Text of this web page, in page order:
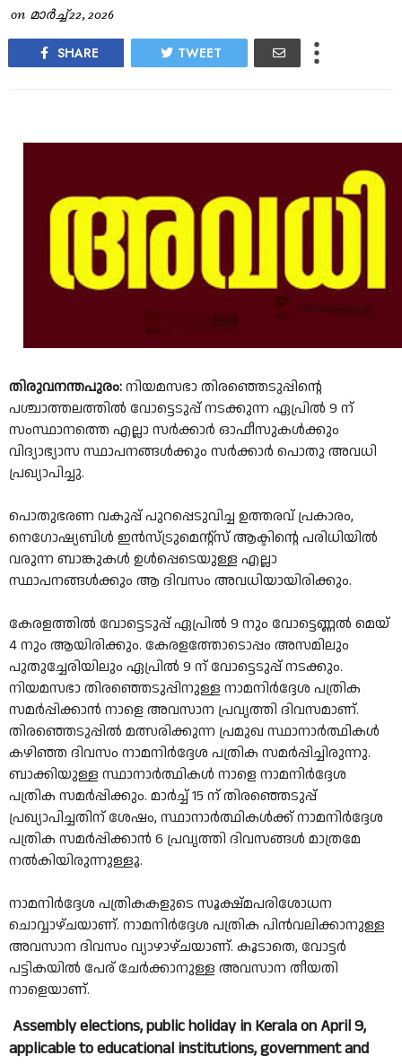
on മാർച്ച് 22, 2026
SHARE TWEET
തിരുവനന്തപുരം:നിയമസഭാ തിരഞ്ഞെടുപ്പിന്റെ
പശ്ചാത്തലത്തിൽ വോട്ടെടുപ്പ് നടക്കുന്ന ഏപ്രിൽ 9 ന്
സംസ്ഥാനത്തെ എല്ലാ സർക്കാർ ഓഫീസുകൾക്കും
വിദ്യാഭ്യാസ സ്ഥാപനങ്ങൾക്കും സർക്കാർ പൊതു അവധി
പ്രഖ്യാപിച്ചു.
പൊതുഭരണ വകുപ്പ് പുറപ്പെടുവിച്ച ഉത്തരവ് പ്രകാരം,
നെഗോഷ്യബിൾ ഇൻസ്ട്രുമെന്റ്സ് ആക്ടിന്റെ പരിധിയിൽ
വരുന്ന ബാങ്കുകൾ ഉൾപ്പെടെയുള്ള എല്ലാ
സ്ഥാപനങ്ങൾക്കും ആ ദിവസം അവധിയായിരിക്കും.
കേരളത്തിൽ വോട്ടെടുപ്പ് ഏപ്രിൽ 9 നും വോട്ടെണ്ണൽ മെയ്
4 നും ആയിരിക്കും. കേരളത്തോടൊപ്പം അസമിലും
പുതുച്ചേരിയിലും ഏപ്രിൽ 9 ന് വോട്ടെടുപ്പ് നടക്കും.
നിയമസഭാ തിരഞ്ഞെടുപ്പിനുള്ള നാമനിർദ്ദേശ പത്രിക
സമർപ്പിക്കാൻ നാളെ അവസാന പ്രവൃത്തി ദിവസമാണ്.
തിരഞ്ഞെടുപ്പിൽ മത്സരിക്കുന്ന പ്രമുഖ സ്ഥാനാർത്ഥികൾ
കഴിഞ്ഞ ദിവസം നാമനിർദ്ദേശ പത്രിക സമർപ്പിച്ചിരുന്നു.
ബാക്കിയുള്ള സ്ഥാനാർത്ഥികൾ നാളെ നാമനിർദ്ദേശ
പത്രിക സമർപ്പിക്കും. മാർച്ച് 15 ന് തിരഞ്ഞെടുപ്പ്
പ്രഖ്യാപിച്ചതിന് ശേഷം, സ്ഥാനാർത്ഥികൾക്ക് നാമനിർദ്ദേശ
പത്രിക സമർപ്പിക്കാൻ 6 പ്രവൃത്തി ദിവസങ്ങൾ മാത്രമേ
നൽകിയിരുന്നുള്ളൂ.
നാമനിർദ്ദേശ പത്രികകളുടെ സൂക്ഷ്മപരിശോധന
ചൊവ്വാഴ്ചയാണ്. നാമനിർദ്ദേശ പത്രിക പിൻവലിക്കാനുള്ള
അവസാന ദിവസം വ്യാഴാഴ്ചയാണ്. കൂടാതെ, വോട്ടർ
പട്ടികയിൽ പേര് ചേർക്കാനുള്ള അവസാന തീയതി
നാളെയാണ്.
Assembly elections, public holiday in Kerala on April 9,
applicable to educational institutions, government and